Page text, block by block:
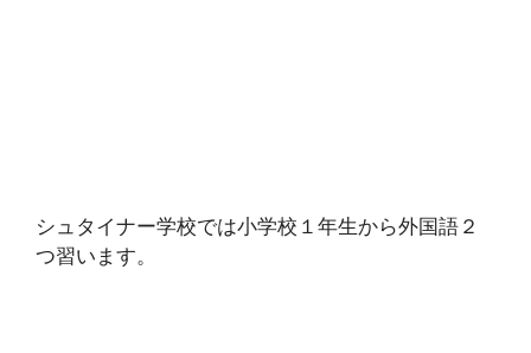
シュタイナー学校では小学校１年生から外国語２
つ習います。